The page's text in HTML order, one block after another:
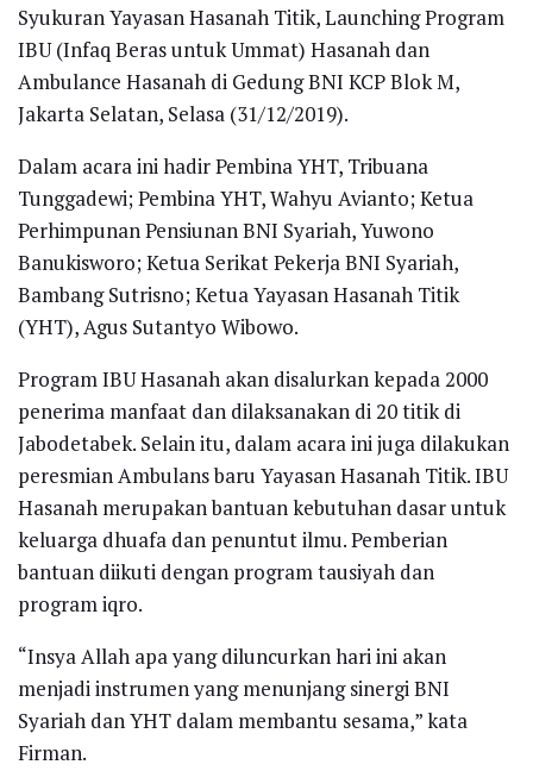
Syukuran Yayasan Hasanah Titik, Launching Program
IBU (Infaq Beras untuk Ummat) Hasanah dan
Ambulance Hasanah di Gedung BNI KCP Blok M,
Jakarta Selatan, Selasa (31/12/2019).
Dalam acara ini hadir Pembina YHT, Tribuana
Tunggadewi; Pembina YHT, Wahyu Avianto; Ketua
Perhimpunan Pensiunan BNI Syariah, Yuwono
Banukisworo; Ketua Serikat Pekerja BNI Syariah,
Bambang Sutrisno; Ketua Yayasan Hasanah Titik
(YHT), Agus Sutantyo Wibowo.
Program IBU Hasanah akan disalurkan kepada 2000
penerima manfaat dan dilaksanakan di 20 titik di
Jabodetabek. Selain itu, dalam acara ini juga dilakukan
peresmian Ambulans baru Yayasan Hasanah Titik. IBU
Hasanah merupakan bantuan kebutuhan dasar untuk
keluarga dhuafa dan penuntut ilmu. Pemberian
bantuan diikuti dengan program tausiyah dan
program iqro.
“Insya Allah apa yang diluncurkan hari ini akan
menjadi instrumen yang menunjang sinergi BNI
Syariah dan YHT dalam membantu sesama,” kata
Firman.